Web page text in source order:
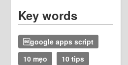
Key words
google apps script
10 mẹo
10 tips